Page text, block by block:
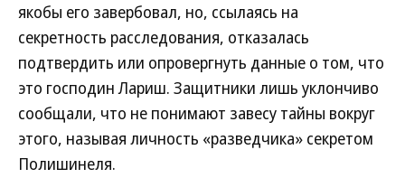
якобы его завербовал, но, ссылаясь на
секретность расследования, отказалась
подтвердить или опровергнуть данные о том, что
это господин Лариш. Защитники лишь уклончиво
сообщали, что не понимают завесу тайны вокруг
этого, называя личность «разведчика» секретом
Полишинеля.